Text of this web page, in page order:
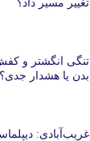
تغییر مسیر داد؟
تنگی انگشتر و
بدن یا هشدار جدی؟
غریب‌آبادی: